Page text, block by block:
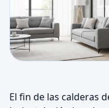
El fin de las calderas